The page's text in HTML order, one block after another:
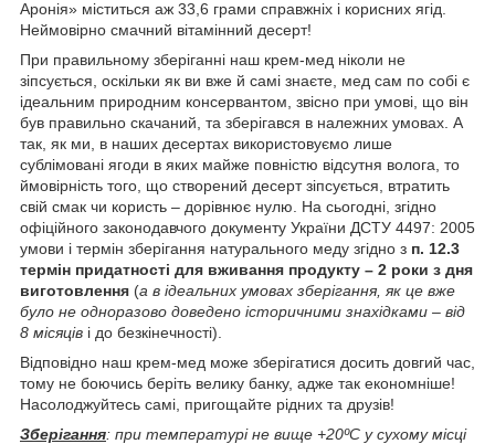
Аронія» міститься аж 33,6 грами справжніх і корисних ягід.
Неймовірно смачний вітамінний десерт!
При правильному зберіганні наш крем-мед ніколи не
зіпсується, оскільки як ви вже й самі знаєте, мед сам по собі є
ідеальним природним консервантом, звісно при умові, що він
був правильно скачаний, та зберігався в належних умовах. А
так, як ми, в наших десертах використовуємо лише
сублімовані ягоди в яких майже повністю відсутня волога, то
ймовірність того, що створений десерт зіпсується, втратить
свій смак чи користь – дорівнює нулю. На сьогодні, згідно
офіційного законодавчого документу України ДСТУ 4497: 2005
умови і термін зберігання натурального меду згідно з п. 12.3
термін придатності для вживання продукту – 2 роки з дня
виготовлення (а в ідеальних умовах зберігання, як це вже
було не одноразово доведено історичними знахідками – від
8 місяців і до безкінечності).
Відповідно наш крем-мед може зберігатися досить довгий час,
тому не боючись беріть велику банку, адже так економніше!
Насолоджуйтесь самі, пригощайте рідних та друзів!
Зберігання: при температурі не вище +20ºС у сухому місці